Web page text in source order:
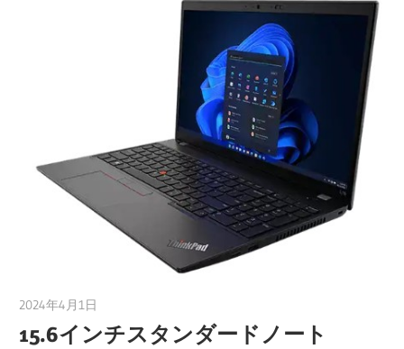
2024年4月1日
15.6インチスタンダードノート